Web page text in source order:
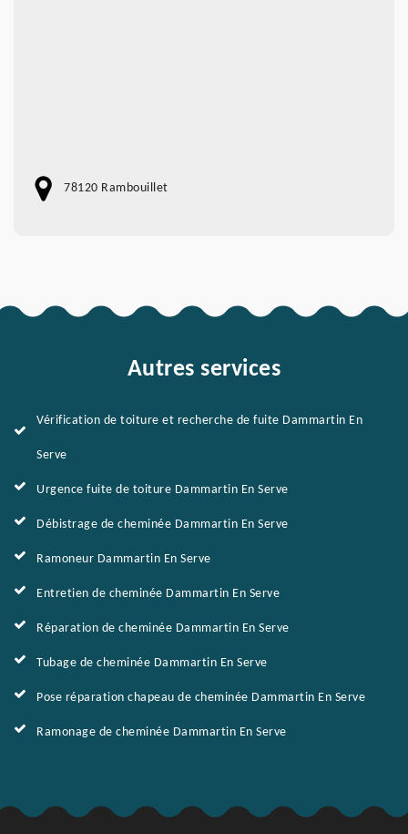
78120 Rambouillet
Autres services
Vérification de toiture et recherche de fuite Dammartin En
Serve
Urgence fuite de toiture Dammartin En Serve
Débistrage de cheminée Dammartin En Serve
Ramoneur Dammartin En Serve
Entretien de cheminée Dammartin En Serve
Réparation de cheminée Dammartin En Serve
Tubage de cheminée Dammartin En Serve
Pose réparation chapeau de cheminée Dammartin En Serve
Ramonage de cheminée Dammartin En Serve